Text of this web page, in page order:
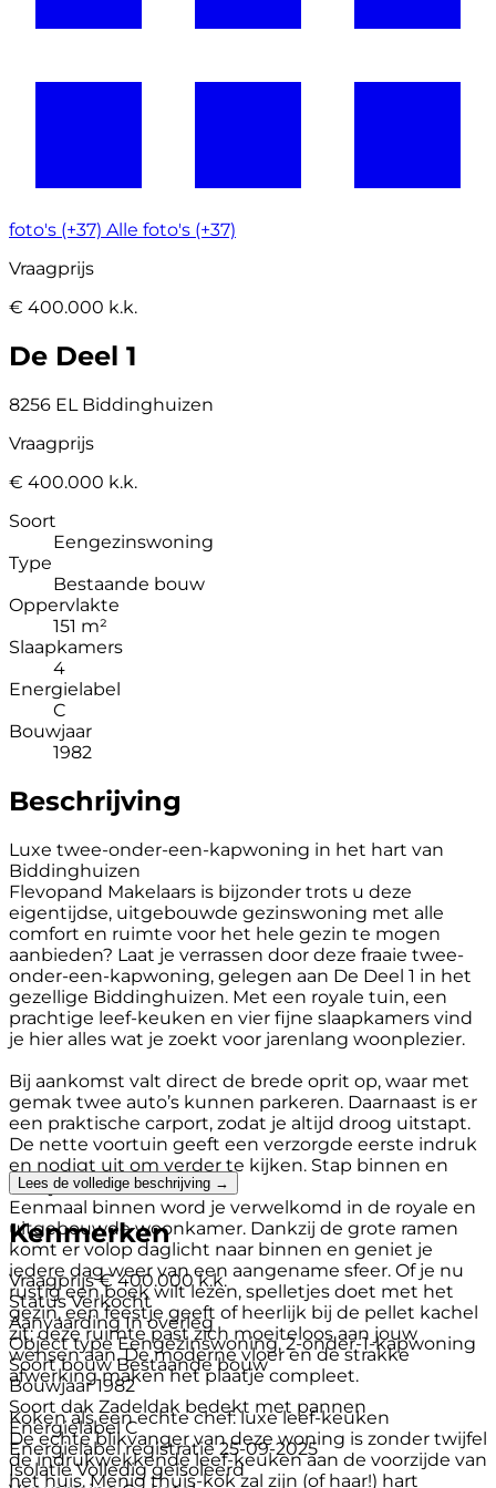
foto's (+37) Alle foto's (+37)
Vraagprijs
€ 400.000 k.k.
De Deel 1
8256 EL Biddinghuizen
Vraagprijs
€ 400.000 k.k.
Soort
Eengezinswoning
Type
Bestaande bouw
Oppervlakte
151 m²
Slaapkamers
4
Energielabel
C
Bouwjaar
1982
Beschrijving
Luxe twee-onder-een-kapwoning in het hart van
Biddinghuizen
Flevopand Makelaars is bijzonder trots u deze
eigentijdse, uitgebouwde gezinswoning met alle
comfort en ruimte voor het hele gezin te mogen
aanbieden? Laat je verrassen door deze fraaie twee-
onder-een-kapwoning, gelegen aan De Deel 1 in het
gezellige Biddinghuizen. Met een royale tuin, een
prachtige leef-keuken en vier fijne slaapkamers vind
je hier alles wat je zoekt voor jarenlang woonplezier.
Bij aankomst valt direct de brede oprit op, waar met
gemak twee auto’s kunnen parkeren. Daarnaast is er
een praktische carport, zodat je altijd droog uitstapt.
De nette voortuin geeft een verzorgde eerste indruk
en nodigt uit om verder te kijken. Stap binnen en
voel je meteen thuis.
Eenmaal binnen word je verwelkomd in de royale en
uitgebouwde woonkamer. Dankzij de grote ramen
komt er volop daglicht naar binnen en geniet je
iedere dag weer van een aangename sfeer. Of je nu
rustig een boek wilt lezen, spelletjes doet met het
gezin, een feestje geeft of heerlijk bij de pellet kachel
zit; deze ruimte past zich moeiteloos aan jouw
wensen aan. De moderne vloer en de strakke
afwerking maken het plaatje compleet.
Koken als een echte chef: luxe leef-keuken
De echte blikvanger van deze woning is zonder twijfel
de indrukwekkende leef-keuken aan de voorzijde van
het huis. Menig thuis-kok zal zijn (of haar!) hart
Lees de volledige beschrijving →
Kenmerken
Vraagprijs € 400.000 k.k.
Status Verkocht
Aanvaarding In overleg
Object type Eengezinswoning, 2-onder-1-kapwoning
Soort bouw Bestaande bouw
Bouwjaar 1982
Soort dak Zadeldak bedekt met pannen
Energielabel C
Energielabel registratie 25-09-2025
Isolatie Volledig geïsoleerd